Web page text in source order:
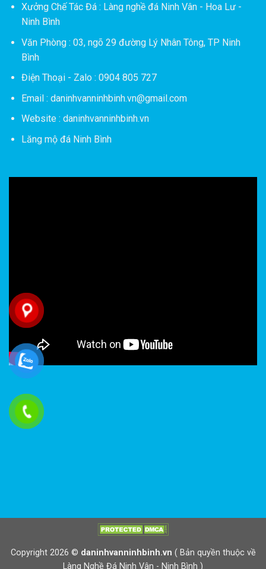
Xưởng Chế Tác Đá : Làng nghề đá Ninh Vân - Hoa Lư -
Ninh Bình
Văn Phòng : 03, ngõ 29 đường Lý Nhân Tông, TP Ninh
Bình
Điện Thoại - Zalo : 0904 805 727
Email : daninhvanninhbinh.vn@gmail.com
Website : daninhvanninhbinh.vn
Lăng mộ đá Ninh Bình
Copyright 2026 © daninhvanninhbinh.vn ( Bản quyền thuộc về
Làng Nghề Đá Ninh Vân - Ninh Bình )